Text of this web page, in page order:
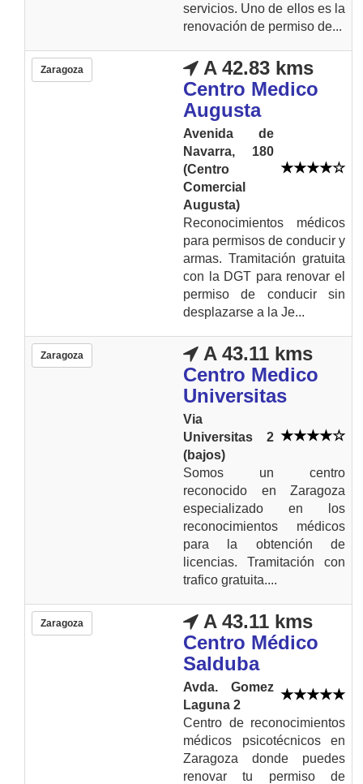
servicios. Uno de ellos es la
renovación de permiso de...
Zaragoza
A 42.83 kms
Centro Medico
Augusta
Avenida de
Navarra, 180
(Centro
Comercial
Augusta)
Reconocimientos médicos
para permisos de conducir y
armas. Tramitación gratuita
con la DGT para renovar el
permiso de conducir sin
desplazarse a la Je...
Zaragoza
A 43.11 kms
Centro Medico
Universitas
Via
Universitas 2
(bajos)
Somos un centro
reconocido en Zaragoza
especializado en los
reconocimientos médicos
para la obtención de
licencias. Tramitación con
trafico gratuita....
Zaragoza
A 43.11 kms
Centro Médico
Salduba
Avda. Gomez
Laguna 2
Centro de reconocimientos
médicos psicotécnicos en
Zaragoza donde puedes
renovar tu permiso de